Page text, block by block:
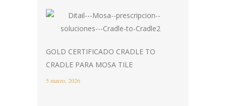
GOLD CERTIFICADO CRADLE TO
CRADLE PARA MOSA TILE
5 marzo, 2026